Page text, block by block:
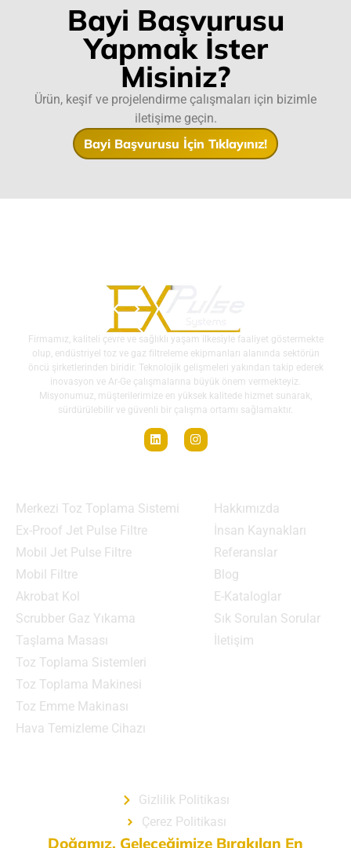
Bayi Başvurusu
Yapmak İster
Misiniz?
Ürün, keşif ve projelendirme çalışmaları için bizimle
iletişime geçin.
Bayi Başvurusu İçin Tıklayınız!
Firmamız, kaliteli çevre ve sağlıklı yaşam ilkesiyle faaliyet göstermekte
olup, endüstriyel toz ve gaz filtreleme ekipmanları alanında sektörün
öncü şirketlerinden biridir. Teknolojik gelişmeleri yakından takip ederek
inovasyon ve Ar-Ge çalışmalarına büyük önem vermekteyiz.
Misyonumuz, müşterilerimize en yüksek kalitede hizmet sunarak,
sürdürülebilir ve güvenli bir çalışma ortamı sağlamaktır.
Merkezi Toz Toplama Sistemi
Ex-Proof Jet Pulse Filtre
Mobil Jet Pulse Filtre
Mobil Filtre
Akrobat Kol
Scrubber Gaz Yıkama
Taşlama Masası
Toz Toplama Sistemleri
Toz Toplama Makinesi
Toz Emme Makinası
Hava Temizleme Cihazı
Hakkımızda
İnsan Kaynakları
Referanslar
Blog
E-Kataloglar
Sık Sorulan Sorular
İletişim
Gizlilik Politikası
Çerez Politikası
Doğamız, Geleceğimize Bırakılan En